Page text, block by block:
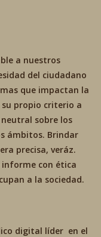
a nuestros
del ciudadano
que impactan la
propio criterio a
sobre los
ámbitos. Brindar
precisa, veráz.
con ética
a la sociedad.
digital líder en el